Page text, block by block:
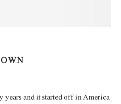
years and it started off in America